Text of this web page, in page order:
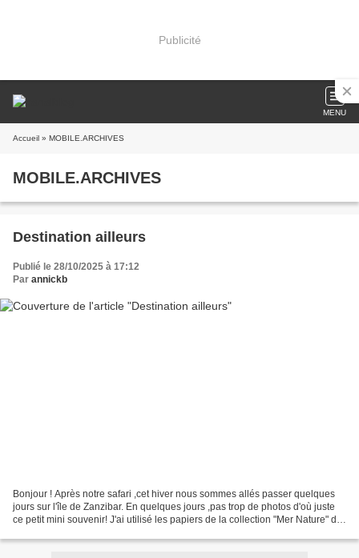
Publicité
MENU
Accueil » MOBILE.ARCHIVES
MOBILE.ARCHIVES
Destination ailleurs
Publié le 28/10/2025 à 17:12
Par annickb
Bonjour ! Après notre safari ,cet hiver nous sommes allés passer quelques
jours sur l'île de Zanzibar. En quelques jours ,pas trop de photos d'où juste
ce petit mini souvenir! J'ai utilisé les papiers de la collection "Mer Nature" de